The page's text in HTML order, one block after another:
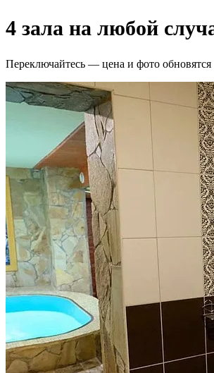
4 зала на любой
Переключайтесь — цена и фото